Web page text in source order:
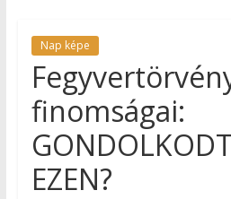
Nap képe
finomságai:
EZEN?